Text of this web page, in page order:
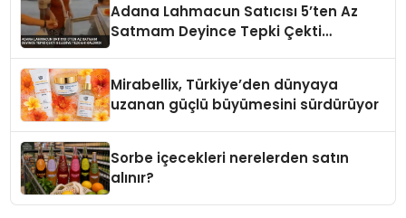
Adana Lahmacun Satıcısı 5’ten Az
Satmam Deyince Tepki Çekti
Mirabellix, Türkiye’den dünyaya
uzanan güçlü büyümesini sürdürüyor
Sorbe içecekleri nerelerden satın
alınır?